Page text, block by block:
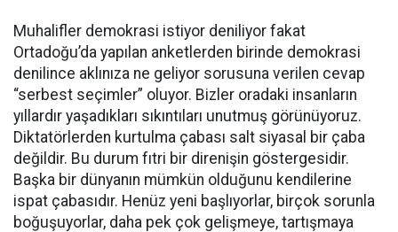
Muhalifler demokrasi istiyor deniliyor fakat
Ortadoğu’da yapılan anketlerden birinde demokrasi
denilince aklınıza ne geliyor sorusuna verilen cevap
“serbest seçimler” oluyor. Bizler oradaki insanların
yıllardır yaşadıkları sıkıntıları unutmuş görünüyoruz.
Diktatörlerden kurtulma çabası salt siyasal bir çaba
değildir. Bu durum fıtri bir direnişin göstergesidir.
Başka bir dünyanın mümkün olduğunu kendilerine
ispat çabasıdır. Henüz yeni başlıyorlar, birçok sorunla
boğuşuyorlar, daha pek çok gelişmeye, tartışmaya